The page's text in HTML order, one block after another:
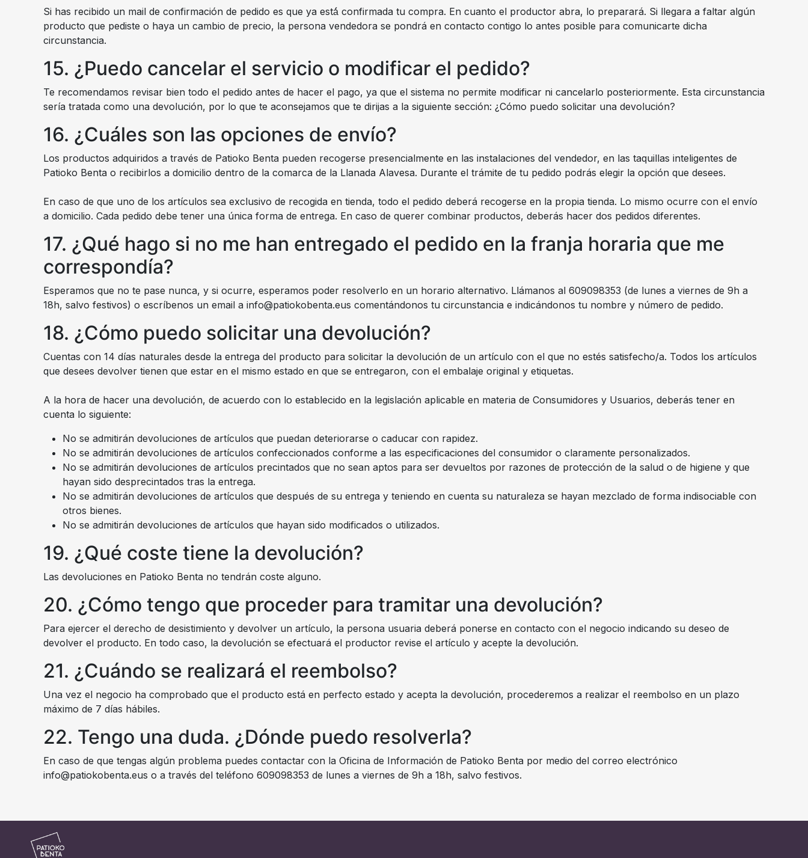
Si has recibido un mail de confirmación de pedido es que ya está́ confirmada tu compra. En cuanto el productor abra, lo preparará. Si llegara a faltar algún
producto que pediste o haya un cambio de precio, la persona vendedora se pondrá en contacto contigo lo antes posible para comunicarte dicha
circunstancia.
15. ¿Puedo cancelar el servicio o modificar el pedido?
Te recomendamos revisar bien todo el pedido antes de hacer el pago, ya que el sistema no permite modificar ni cancelarlo posteriormente. Esta circunstancia
sería tratada como una devolución, por lo que te aconsejamos que te dirijas a la siguiente sección: ¿Cómo puedo solicitar una devolución?
16. ¿Cuáles son las opciones de envío?
Los productos adquiridos a través de Patioko Benta pueden recogerse presencialmente en las instalaciones del vendedor, en las taquillas inteligentes de
Patioko Benta o recibirlos a domicilio dentro de la comarca de la Llanada Alavesa. Durante el trámite de tu pedido podrás elegir la opción que desees.
En caso de que uno de los artículos sea exclusivo de recogida en tienda, todo el pedido deberá recogerse en la propia tienda. Lo mismo ocurre con el envío
a domicilio. Cada pedido debe tener una única forma de entrega. En caso de querer combinar productos, deberás hacer dos pedidos diferentes.
17. ¿Qué hago si no me han entregado el pedido en la franja horaria que me
correspondía?
Esperamos que no te pase nunca, y si ocurre, esperamos poder resolverlo en un horario alternativo. Llámanos al 609098353 (de lunes a viernes de 9h a
18h, salvo festivos) o escríbenos un email a info@patiokobenta.eus comentándonos tu circunstancia e indicándonos tu nombre y número de pedido.
18. ¿Cómo puedo solicitar una devolución?
Cuentas con 14 días naturales desde la entrega del producto para solicitar la devolución de un artículo con el que no estés satisfecho/a. Todos los artículos
que desees devolver tienen que estar en el mismo estado en que se entregaron, con el embalaje original y etiquetas.
A la hora de hacer una devolución, de acuerdo con lo establecido en la legislación aplicable en materia de Consumidores y Usuarios, deberás tener en
cuenta lo siguiente:
No se admitirán devoluciones de artículos que puedan deteriorarse o caducar con rapidez.
No se admitirán devoluciones de artículos confeccionados conforme a las especificaciones del consumidor o claramente personalizados.
No se admitirán devoluciones de artículos precintados que no sean aptos para ser devueltos por razones de protección de la salud o de higiene y que
hayan sido desprecintados tras la entrega.
No se admitirán devoluciones de artículos que después de su entrega y teniendo en cuenta su naturaleza se hayan mezclado de forma indisociable con
otros bienes.
No se admitirán devoluciones de artículos que hayan sido modificados o utilizados.
19. ¿Qué coste tiene la devolución?
Las devoluciones en Patioko Benta no tendrán coste alguno.
20. ¿Cómo tengo que proceder para tramitar una devolución?
Para ejercer el derecho de desistimiento y devolver un artículo, la persona usuaria deberá ponerse en contacto con el negocio indicando su deseo de
devolver el producto. En todo caso, la devolución se efectuará el productor revise el artículo y acepte la devolución.
21. ¿Cuándo se realizará el reembolso?
Una vez el negocio ha comprobado que el producto está en perfecto estado y acepta la devolución, procederemos a realizar el reembolso en un plazo
máximo de 7 días hábiles.
22. Tengo una duda. ¿Dónde puedo resolverla?
En caso de que tengas algún problema puedes contactar con la Oficina de Información de Patioko Benta por medio del correo electrónico
info@patiokobenta.eus o a través del teléfono 609098353 de lunes a viernes de 9h a 18h, salvo festivos.